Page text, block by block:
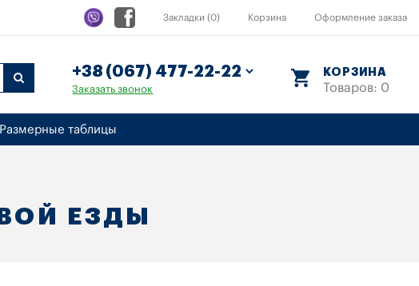
Закладки (0) Корзина Оформление заказа
Заказать звонок
КОРЗИНА
Товаров: 0
Размерные таблицы
ЕЗДЫ